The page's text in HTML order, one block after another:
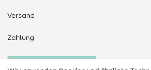
Versand
Zahlung